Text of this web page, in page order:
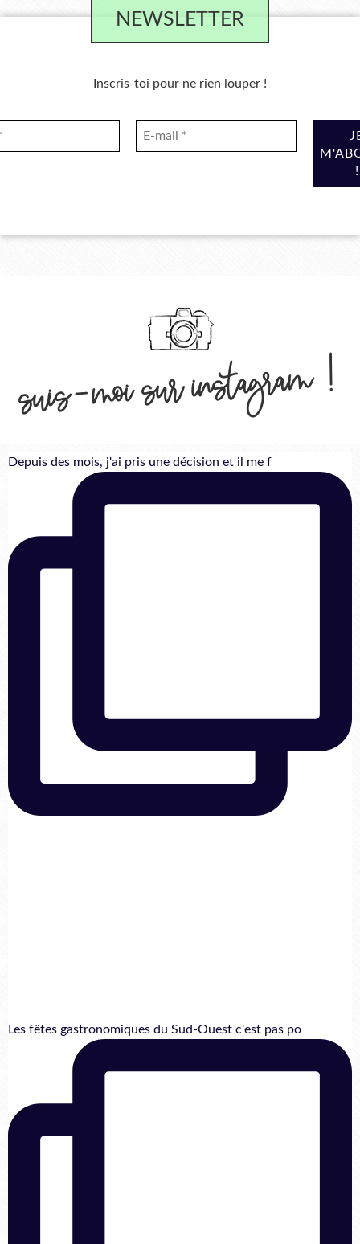
NEWSLETTER
Inscris-toi pour ne rien louper !
suis-moi sur instagram !
Depuis des mois, j'ai pris une décision et il me f
Les fêtes gastronomiques du Sud-Ouest c'est pas po